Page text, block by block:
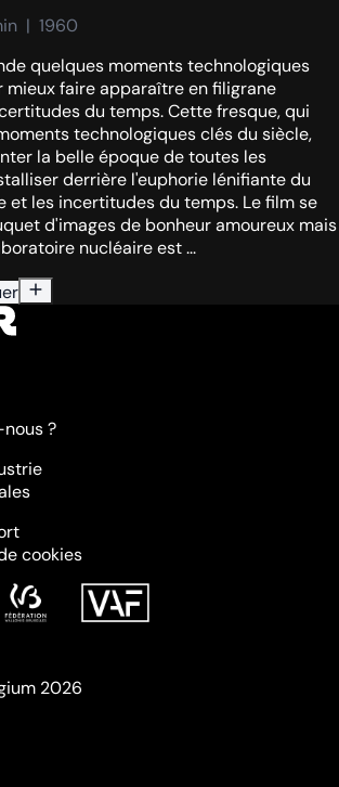
|  1960
quelques moments technologiques
mieux faire apparaître en filigrane
du temps. Cette fresque, qui
technologiques clés du siècle,
la belle époque de toutes les
derrière l'euphorie lénifiante du
et les incertitudes du temps. Le film se
d'images de bonheur amoureux mais
nucléaire est ...
?
cookies
2026